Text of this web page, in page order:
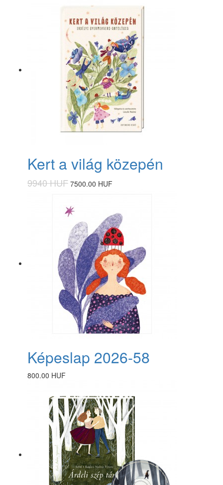
Kert a világ közepén
9940 HUF 7500.00 HUF
Képeslap 2026-58
800.00 HUF